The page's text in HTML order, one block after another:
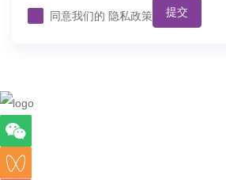
同意我们的 隐私政策 提交